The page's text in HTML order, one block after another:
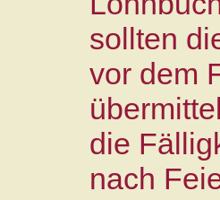
sollten
vor dem
die
nach